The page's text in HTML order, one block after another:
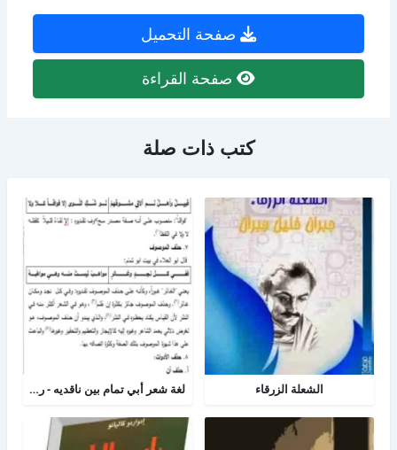
صفحة التحميل
صفحة القراءة
كتب ذات صلة
الشعلة الزرقاء لغة شعر أبي تمام بين ناقديه - رسالة لغه عربية